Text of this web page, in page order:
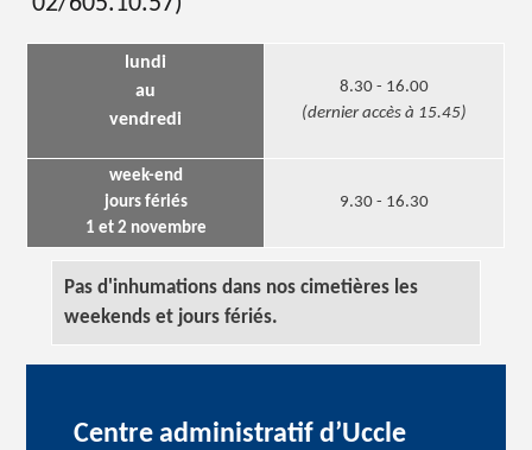
lundi
au
vendredi
8.30 - 16.00
(dernier accès à 15.45)
week-end
jours fériés
1 et 2 novembre
9.30 - 16.30
Pas d'inhumations dans nos cimetières les
weekends et jours fériés.
Centre administratif d’Uccle